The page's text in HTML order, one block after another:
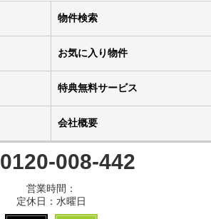
物件検索
お気に入り物件
特典無料サービス
会社概要
0120-008-442
営業時間：
定休日：水曜日